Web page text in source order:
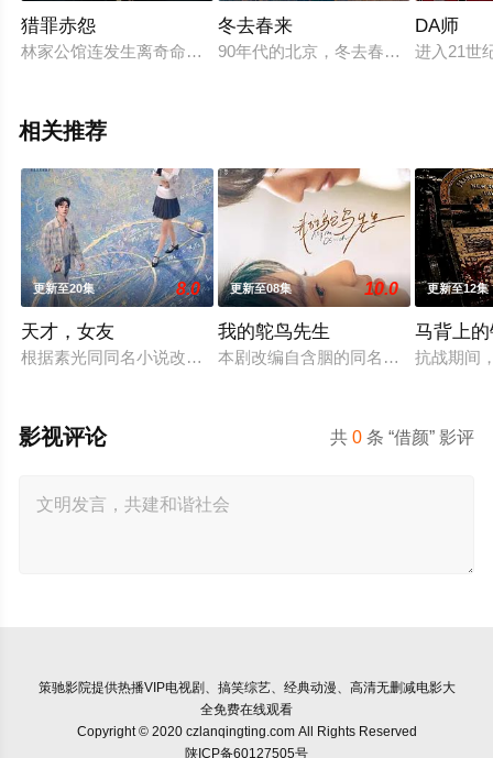
猎罪赤怨
林家公馆连发生离奇命案，林老太、女仆等人相继死亡，现场
冬去春来
90年代的北京，冬去春来小旅馆，
DA师
进入21世
相关推荐
更新至20集 8.0
天才，女友
根据素光同同名小说改编。江逾白长大以后，林知夏忽然对他
更新至08集 10.0
我的鸵鸟先生
本剧改编自含胭的同名小说，讲述了
更新至12集
马背上
抗战期间
共0 条 “借颜” 影评
影视评论
策驰影院提供热播VIP电视剧、搞笑综艺、经典动漫、高清无删减电影大
全免费在线观看
Copyright © 2020 czlanqingting.com All Rights Reserved
陕ICP备60127505号